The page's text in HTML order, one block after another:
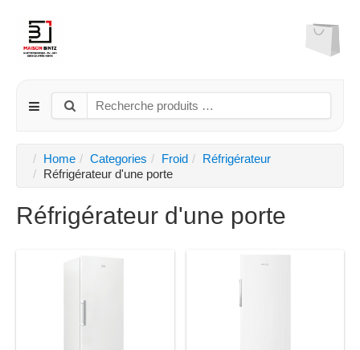
Home Categories Froid
Réfrigérateur
Réfrigérateur d'une porte
Réfrigérateur d'une porte